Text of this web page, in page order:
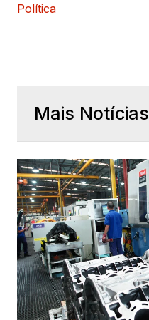
Política
Mais Notícias